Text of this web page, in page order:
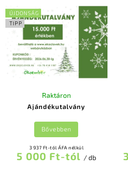
Legdrágább
Legnépszerűbb
termékek
ABC szerint
ÚJDONSÁG
TIPP
Ajándékutalvány
Raktáron
3 937 Ft-tól ÁFA nélkül
5 000 Ft-tól / db
Bővebben